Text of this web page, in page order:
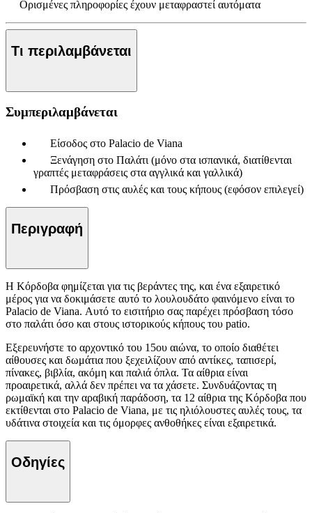
Ορισμένες πληροφορίες έχουν μεταφραστεί αυτόματα
Τι περιλαμβάνεται
Συμπεριλαμβάνεται
Είσοδος στο Palacio de Viana
Ξενάγηση στο Παλάτι (μόνο στα ισπανικά, διατίθενται
γραπτές μεταφράσεις στα αγγλικά και γαλλικά)
Πρόσβαση στις αυλές και τους κήπους (εφόσον επιλεγεί)
Περιγραφή
Η Κόρδοβα φημίζεται για τις βεράντες της, και ένα εξαιρετικό
μέρος για να δοκιμάσετε αυτό το λουλουδάτο φαινόμενο είναι το
Palacio de Viana. Αυτό το εισιτήριο σας παρέχει πρόσβαση τόσο
στο παλάτι όσο και στους ιστορικούς κήπους του patio.
Εξερευνήστε το αρχοντικό του 15ου αιώνα, το οποίο διαθέτει
αίθουσες και δωμάτια που ξεχειλίζουν από αντίκες, ταπισερί,
πίνακες, βιβλία, ακόμη και παλιά όπλα. Τα αίθρια είναι
προαιρετικά, αλλά δεν πρέπει να τα χάσετε. Συνδυάζοντας τη
ρωμαϊκή και την αραβική παράδοση, τα 12 αίθρια της Κόρδοβα που
εκτίθενται στο Palacio de Viana, με τις ηλιόλουστες αυλές τους, τα
υδάτινα στοιχεία και τις όμορφες ανθοθήκες είναι εξαιρετικά.
Οδηγίες